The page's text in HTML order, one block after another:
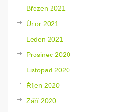
Březen 2021
Únor 2021
Leden 2021
Prosinec 2020
Listopad 2020
Říjen 2020
Září 2020